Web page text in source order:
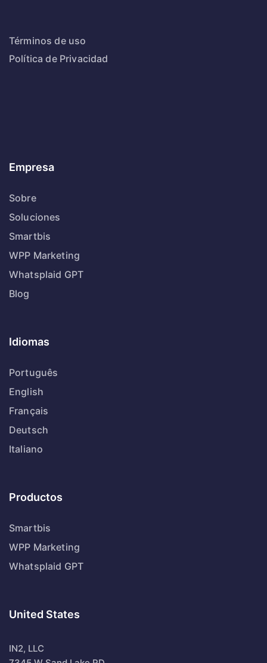
Términos de uso
Política de Privacidad
Empresa
Sobre
Soluciones
Smartbis
WPP Marketing
Whatsplaid GPT
Blog
Idiomas
Português
English
Français
Deutsch
Italiano
Productos
Smartbis
WPP Marketing
Whatsplaid GPT
United States
IN2, LLC